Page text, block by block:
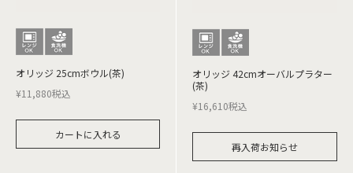
オリッジ 25cmボウル(茶)
¥11,880税込
カートに入れる
オリッジ 42cmオーバルプラター
(茶)
¥16,610税込
再入荷お知らせ